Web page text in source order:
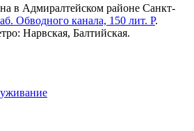
в Адмиралтейском районе Санкт-
Обводного канала, 150 лит. Р.
Нарвская, Балтийская.